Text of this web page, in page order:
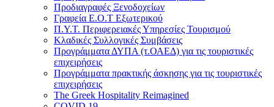
Προδιαγραφές Ξενοδοχείων
Γραφεία Ε.Ο.Τ Εξωτερικού
Π.Υ.Τ. Περιφερειακές Υπηρεσίες Τουρισμού
Κλαδικές Συλλογικές Συμβάσεις
Προγράμματα ΔΥΠΑ (τ.ΟΑΕΔ) για τις τουριστικές
επιχειρήσεις
Προγράμματα πρακτικής άσκησης για τις τουριστικές
επιχειρήσεις
The Greek Hospitality Reimagined